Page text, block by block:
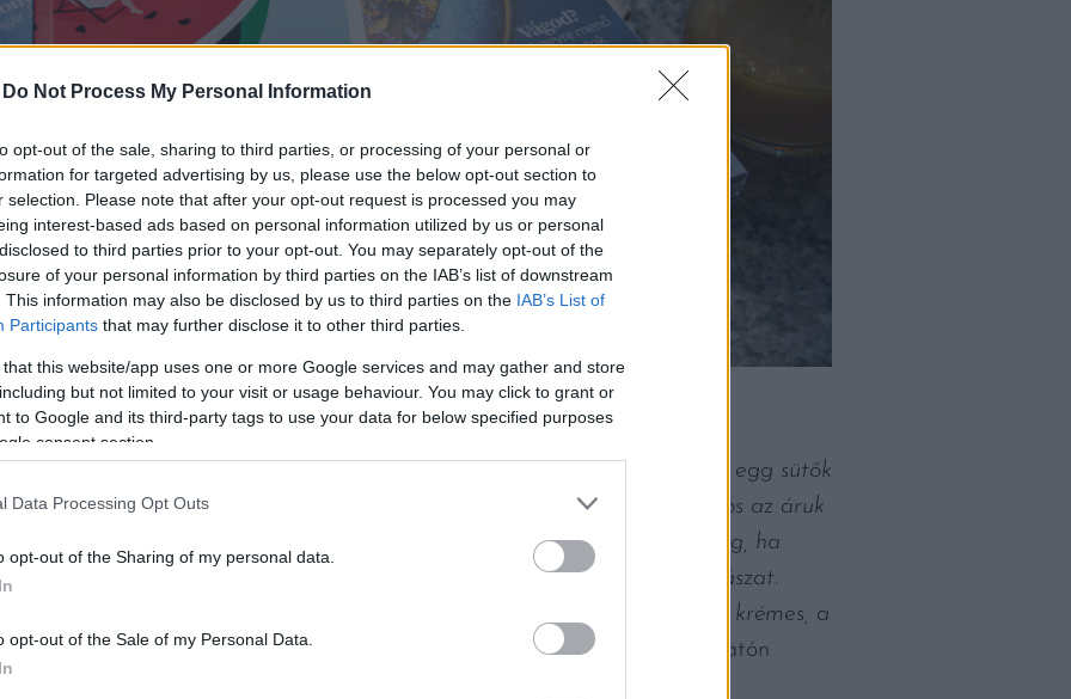
Do Not Process My Personal Information
opt-out of the sale, sharing to third parties, or processing of your personal or
for targeted advertising by us, please use the below opt-out section to
selection. Please note that after your opt-out request is processed you may
interest-based ads based on personal information utilized by us or personal
to third parties prior to your opt-out. You may separately opt-out of the
of your personal information by third parties on the IAB’s list of downstream
This information may also be disclosed by us to third parties on the IAB’s List of
Participants that may further disclose it to other third parties.
that this website/app uses one or more Google services and may gather and store
but not limited to your visit or usage behaviour. You may click to grant or
to Google and its third-party tags to use your data for below specified purposes
consent section.
Data Processing Opt Outs
opt-out of the Sharing of my personal data.
opt-out of the Sale of my Personal Data.
és street food egységek mellett szmókerek, faszenes grillek, green egg sütők
hogy a balatoni gyors­ételek színvonala emelkedett. Sajnos az áruk
folyamat: egyre több neves fővárosi séf tűnik fel a tóparton, elég, ha
Jen
ő, Csillag Richárd nevét említjük. Sokat fejlődött a balatoni cukrászat.
hódítanak, hanem divatba jött a klasszikus magyar cuk­rászat is: a krémes, a
egymásra licitálva készítik kreációikat”
– ismertette a sajtótájékoztatón
magazin főszerkesztője.